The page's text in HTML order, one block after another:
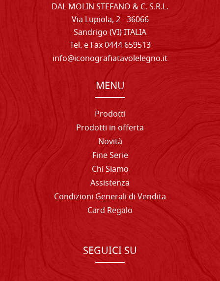
DAL MOLIN STEFANO & C. S.R.L.
Via Lupiola, 2 - 36066
Sandrigo (VI) ITALIA
Tel. e Fax 0444 659513
info@iconografiatavolelegno.it
MENU
Prodotti
Prodotti in offerta
Novità
Fine Serie
Chi Siamo
Assistenza
Condizioni Generali di Vendita
Card Regalo
SEGUICI SU